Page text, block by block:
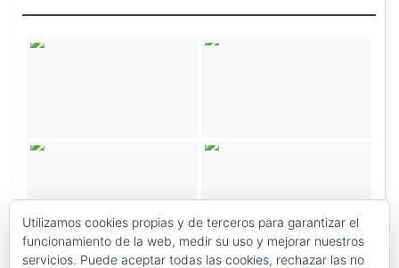
Utilizamos cookies propias y de terceros para garantizar el
funcionamiento de la web, medir su uso y mejorar nuestros
servicios. Puede aceptar todas las cookies, rechazar las no